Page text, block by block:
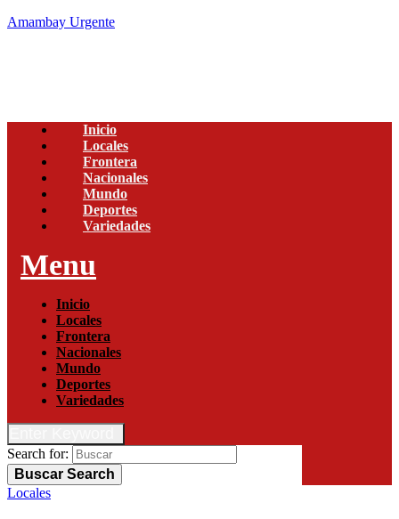
Amambay Urgente
Inicio
Locales
Frontera
Nacionales
Mundo
Deportes
Variedades
Menu
Inicio
Locales
Frontera
Nacionales
Mundo
Deportes
Variedades
Search for:
Buscar Search
Locales